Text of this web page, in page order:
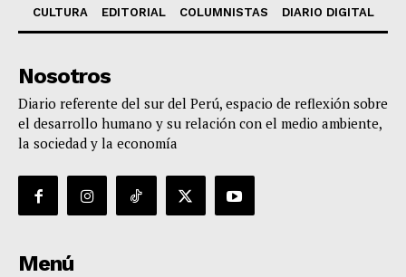
CULTURA
EDITORIAL COLUMNISTAS DIARIO DIGITAL
Nosotros
Diario referente del sur del Perú, espacio de reflexión sobre
el desarrollo humano y su relación con el medio ambiente,
la sociedad y la economía
Menú